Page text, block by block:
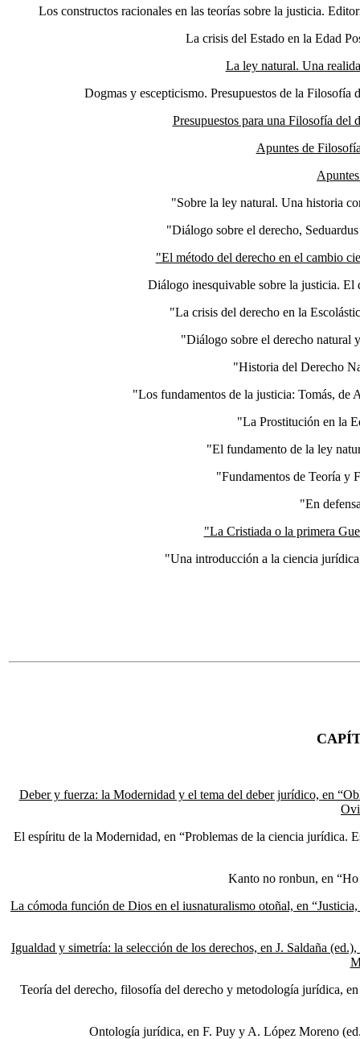
Los constructos racionales en las teorías sobre la justicia.
La crisis del Estado en la Edad
La ley natural. Una
Dogmas y escepticismo. Presupuestos de la
Presupuestos para una Filosofía del
Apuntes de
"Sobre la ley natural. Una historia
"Diálogo sobre el derecho,
"El método del derecho en el cambio
Diálogo inesquivable sobre la justicia. El
"La crisis del derecho en la
"Diálogo sobre el derecho natural
"Historia del Derecho
"Los fundamentos de la justicia: Tomás, de
"La Prostitución en la
"El fundamento de la ley
"Fundamentos de Teoría y
"En
"La Cristiada o la primera
"Una introducción a la ciencia
Deber y fuerza: la Modernidad y el tema del deber jurídico, en
El espíritu de la Modernidad, en “Problemas de la ciencia jurídica.
Kanto no ronbun, en
La cómoda función de Dios en el iusnaturalismo otoñal, en
Igualdad y simetría: la selección de los derechos, en J. Saldaña
Teoría del derecho, filosofía del derecho y metodología jurídica,
Ontología jurídica, en F. Puy y A. López Moreno